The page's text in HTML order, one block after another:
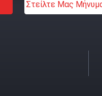
Στείλτε Μας